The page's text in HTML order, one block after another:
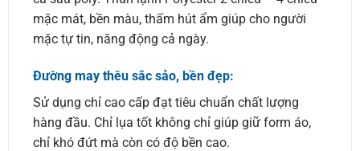
mặc mát, bền màu, thấm hút ẩm giúp cho người
mặc tự tin, năng động cả ngày.
Đường may thêu sắc sảo, bền đẹp:
Sử dụng chỉ cao cấp đạt tiêu chuẩn chất lượng
hàng đầu. Chỉ lụa tốt không chỉ giúp giữ form áo,
chỉ khó đứt mà còn có độ bền cao.